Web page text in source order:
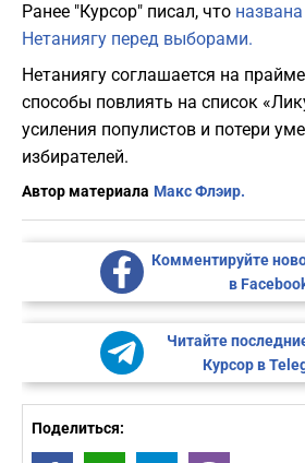
Ранее "Курсор" писал, что
Нетаниягу перед выборами.
Нетаниягу соглашается на
способы повлиять на список
усиления популистов и потери
избирателей.
Автор материала Макс Флэир.
Комментируйте
в
Читайте
Курсор в
Поделиться: